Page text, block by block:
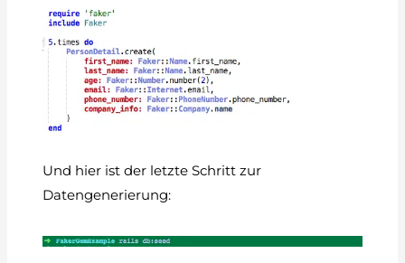
Und hier ist der letzte Schritt zur
Datengenerierung: